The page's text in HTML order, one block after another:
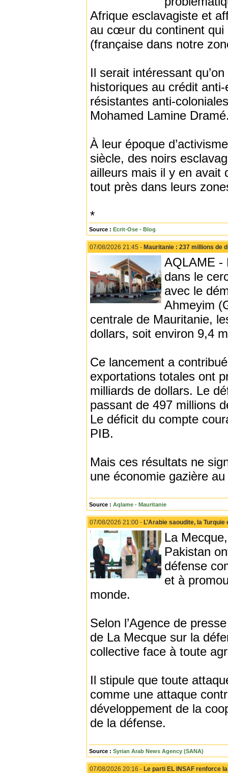
Afrique esclavagiste et
au cœur du continent qui
(française dans notre
Il serait intéressant
historiques au crédit
résistantes anti-
Mohamed Lamine
À leur époque
siècle, des noirs
ailleurs mais il y en avait
tout près dans leurs
*
Source : Ecrit-Ose - Blog
07/08/2026 21:45 - Mauritanie : 237 millions de
AQLAME -
dans le
avec le
Ahmeyim
centrale de Mauritanie,
dollars, soit environ 9,4
Ce lancement a
exportations totales ont
milliards de dollars. Le
passant de 497 millions
Le déficit du compte
PIB.
Mais ces résultats ne
une économie gazière
Source : Aqlame - Mauritanie
07/08/2026 21:00 - L’Arabie saoudite, la
La
Pakistan
défense
et à
monde.
Selon l’Agence de
de La Mecque sur la
collective face à toute
Il stipule que toute
comme une attaque
développement de la
de la défense.
Source : Syrian Arab News Agency (SANA)
07/08/2026 20:16 - Le parti EL INSAF renforce